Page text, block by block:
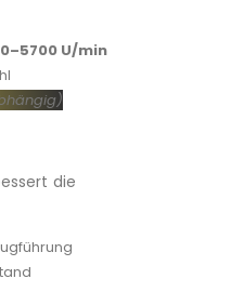
U/min
die